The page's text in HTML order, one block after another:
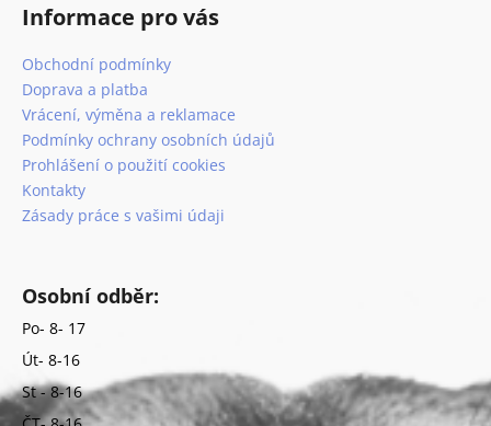
Informace pro vás
Obchodní podmínky
Doprava a platba
Vrácení, výměna a reklamace
Podmínky ochrany osobních údajů
Prohlášení o použití cookies
Kontakty
Zásady práce s vašimi údaji
Osobní odběr:
Po- 8- 17
Út- 8-16
St - 8-16